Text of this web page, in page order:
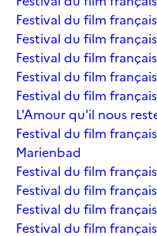
Festival du film
Festival du film
Festival du film
Festival du film
Festival du film
L'Amour qu'il nous
Festival du film
Marienbad
Festival du film
Festival du film
Festival du film
Festival du film